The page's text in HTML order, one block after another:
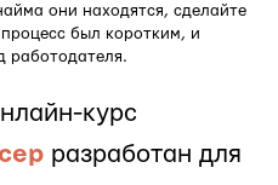
они находятся, сделайте
был коротким, и
работодателя.
курс
разработан для